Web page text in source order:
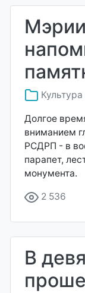
Культура
Долгое
вниманием
РСДРП - в
парапет,
монумента.
2 536
В